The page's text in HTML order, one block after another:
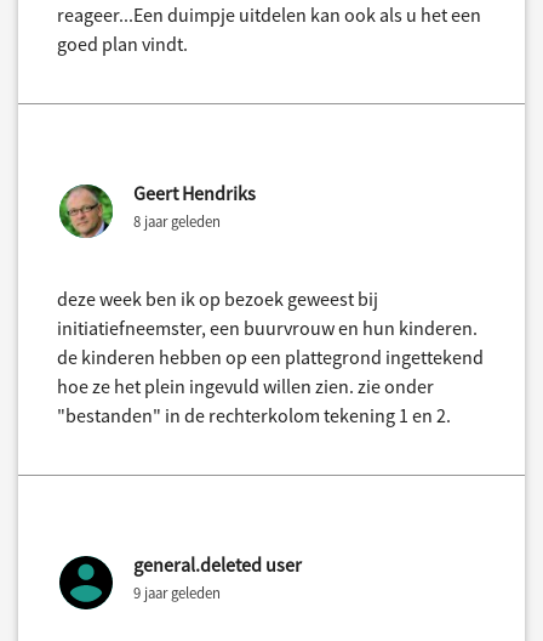
reageer...Een duimpje uitdelen kan ook als u het een
goed plan vindt.
Geert Hendriks
8 jaar geleden
deze week ben ik op bezoek geweest bij
initiatiefneemster, een buurvrouw en hun kinderen.
de kinderen hebben op een plattegrond ingettekend
hoe ze het plein ingevuld willen zien. zie onder
"bestanden" in de rechterkolom tekening 1 en 2.
general.deleted user
9 jaar geleden